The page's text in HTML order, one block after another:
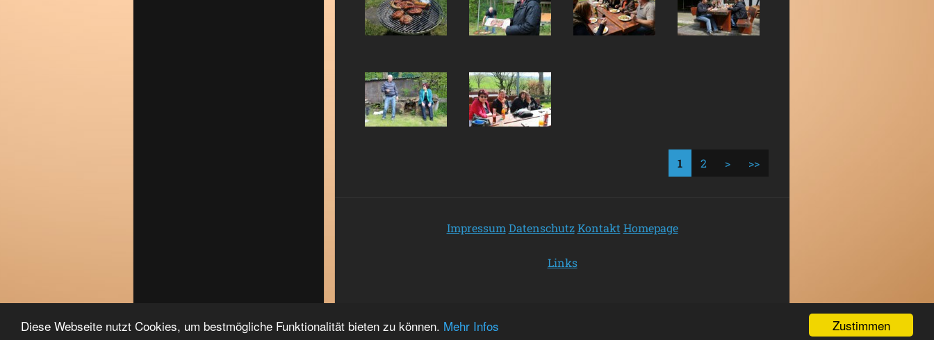
Zustimmen
Diese Webseite nutzt Cookies, um bestmögliche Funktionalität bieten zu können. Mehr Infos
1 2 > >>
Impressum Datenschutz Kontakt Homepage
Links
Copyright HSV Bauschlott